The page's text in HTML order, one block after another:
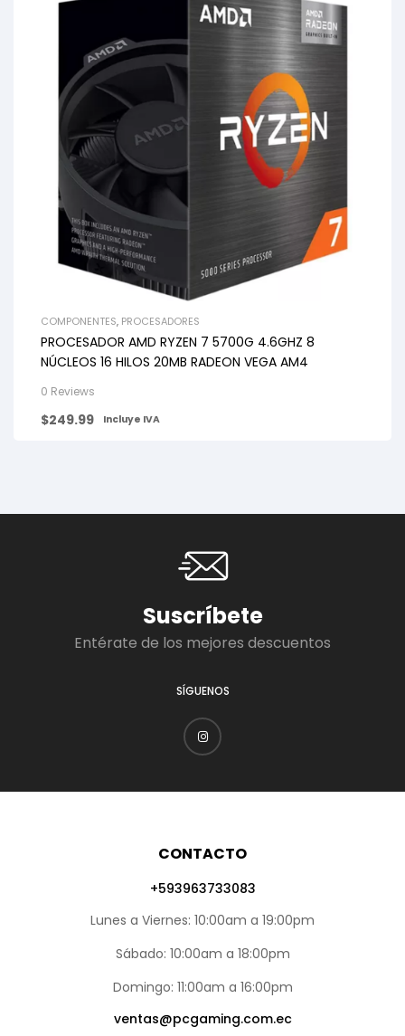
COMPONENTES, PROCESADORES
PROCESADOR AMD RYZEN 7 5700G 4.6GHZ 8
NÚCLEOS 16 HILOS 20MB RADEON VEGA AM4
0 Reviews
$249.99 Incluye IVA
Suscríbete
Entérate de los mejores descuentos
SÍGUENOS
CONTACTO
+593963733083
Lunes a Viernes: 10:00am a 19:00pm
Sábado: 10:00am a 18:00pm
Domingo: 11:00am a 16:00pm
ventas@pcgaming.com.ec